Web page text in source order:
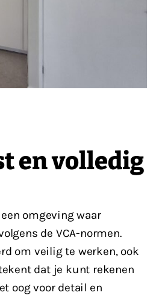
en volledig
omgeving waar
de VCA-normen.
om veilig te werken, ook
dat je kunt rekenen
oog voor detail en